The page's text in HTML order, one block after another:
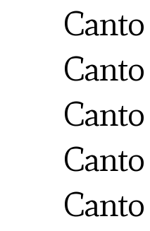
Canto
Canto
Canto
Canto
Canto